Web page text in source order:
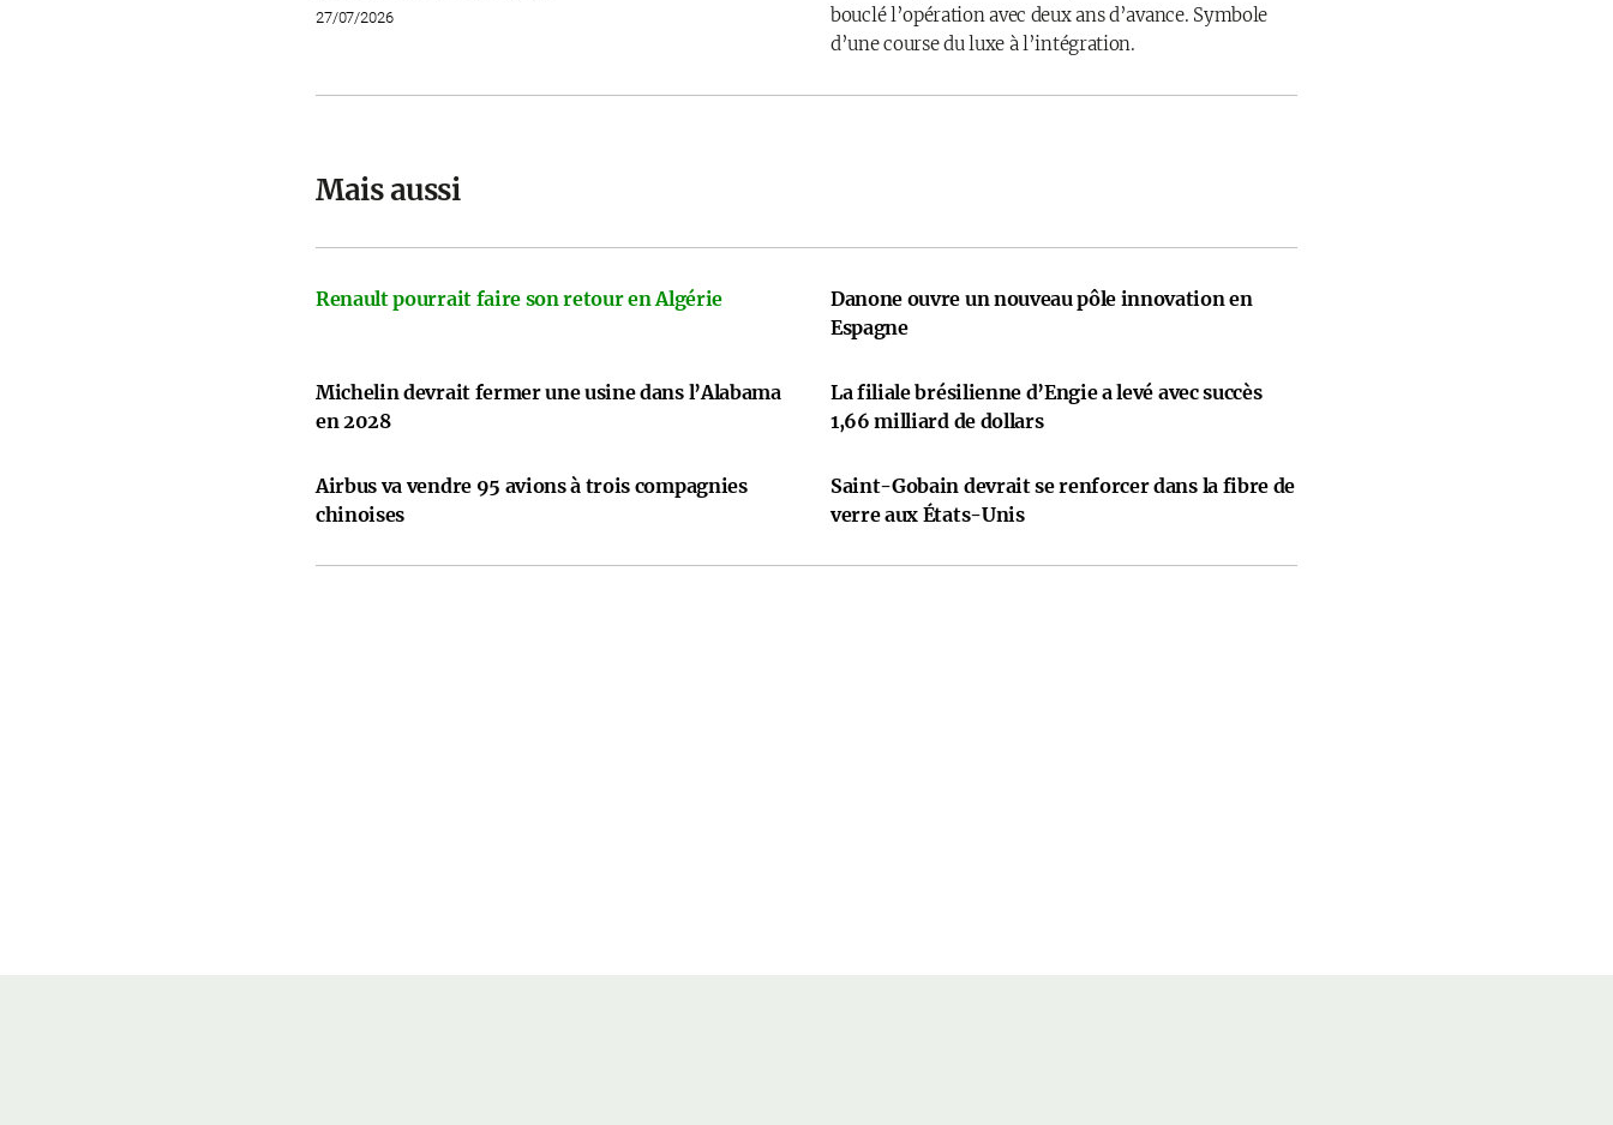
27/07/2026
bouclé l’opération avec deux ans d’avance. Symbole
d’une course du luxe à l’intégration.
Mais aussi
Renault pourrait faire son retour en Algérie
Danone ouvre un nouveau pôle innovation en
Espagne
Michelin devrait fermer une usine dans l’Alabama
en 2028
La filiale brésilienne d’Engie a levé avec succès
1,66 milliard de dollars
Airbus va vendre 95 avions à trois compagnies
chinoises
Saint-Gobain devrait se renforcer dans la fibre de
verre aux États-Unis